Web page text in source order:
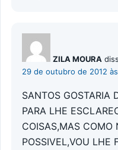
ZILA MOURA
29 de outubro de 2012
SANTOS GOSTARIA
PARA LHE
COISAS,MAS COMO
POSSIVEL,VOU LHE